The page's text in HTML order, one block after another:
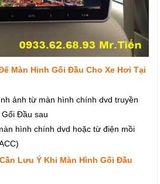
Màn Hinh Gối Đầu Cho Xe Hơi Tại
ảnh từ màn hình chính dvd truyền
Đầu sau
hình chính dvd hoặc từ điện mồi
Lưu Ý Khi Màn Hình Gối Đầu